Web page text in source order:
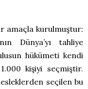
amaçla kurulmuştur:
Dünya’yı tahliye
hükümeti kendi
kişiyi seçmiştir.
seçilen bu